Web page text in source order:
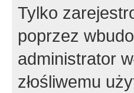
Tylko
poprzez
administrator
złośliwemu